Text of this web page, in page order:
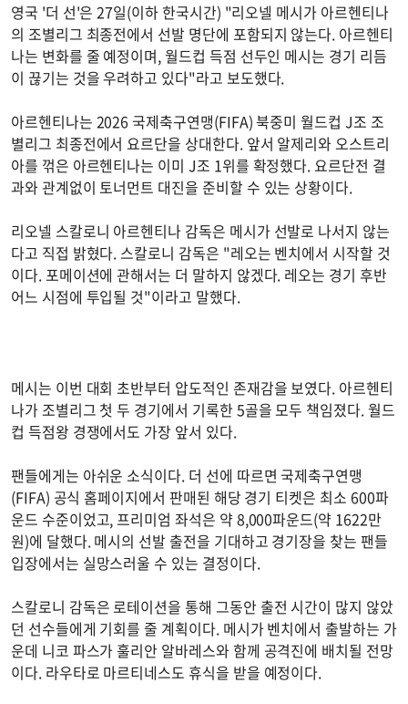
영국 '더 선'은 27일(이하 한국시간) "리오넬 메시가 아르헨티나
의 조별리그 최종전에서 선발 명단에 포함되지 않는다. 아르헨티
나는 변화를 줄 예정이며, 월드컵 득점 선두인 메시는 경기 리듬
이 끊기는 것을 우려하고 있다"라고 보도했다.
아르헨티나는 2026 국제축구연맹(FIFA) 북중미 월드컵 J조 조
별리그 최종전에서 요르단을 상대한다. 앞서 알제리와 오스트리
아를 꺾은 아르헨티나는 이미 J조 1위를 확정했다. 요르단전 결
과와 관계없이 토너먼트 대진을 준비할 수 있는 상황이다.
리오넬 스칼로니 아르헨티나 감독은 메시가 선발로 나서지 않는
다고 직접 밝혔다. 스칼로니 감독은 "레오는 벤치에서 시작할 것
이다. 포메이션에 관해서는 더 말하지 않겠다. 레오는 경기 후반
어느 시점에 투입될 것"이라고 말했다.
메시는 이번 대회 초반부터 압도적인 존재감을 보였다. 아르헨티
나가 조별리그 첫 두 경기에서 기록한 5골을 모두 책임졌다. 월드
컵 득점왕 경쟁에서도 가장 앞서 있다.
팬들에게는 아쉬운 소식이다. 더 선에 따르면 국제축구연맹
(FIFA) 공식 홈페이지에서 판매된 해당 경기 티켓은 최소 600파
운드 수준이었고, 프리미엄 좌석은 약 8,000파운드(약 1622만
원)에 달했다. 메시의 선발 출전을 기대하고 경기장을 찾는 팬들
입장에서는 실망스러울 수 있는 결정이다.
스칼로니 감독은 로테이션을 통해 그동안 출전 시간이 많지 않았
던 선수들에게 기회를 줄 계획이다. 메시가 벤치에서 출발하는 가
운데 니코 파스가 훌리안 알바레스와 함께 공격진에 배치될 전망
이다. 라우타로 마르티네스도 휴식을 받을 예정이다.